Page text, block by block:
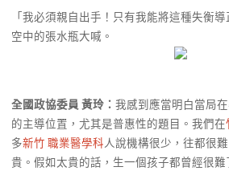
「我必須親自出手！只有我能將這種失衡
空中的張水瓶大喊。
全國政協委員 黃玲： 我感到應當明白當局
的主導位置，尤其是普惠性的題目。我們在
多新竹 職業醫學科人說機構很少，往都很
貴。假如太貴的話，生一個孩子都曾經很